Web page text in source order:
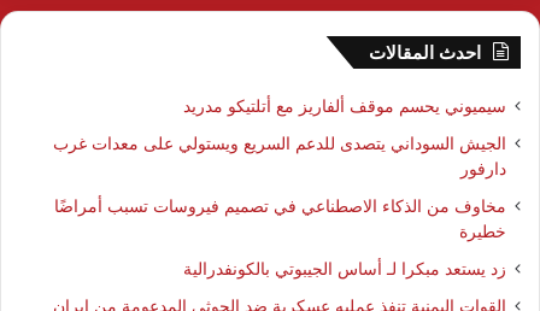
احدث المقالات
سيميوني يحسم موقف ألفاريز مع أتلتيكو مدريد
الجيش السوداني يتصدى للدعم السريع ويستولي على معدات غرب
دارفور
مخاوف من الذكاء الاصطناعي في تصميم فيروسات تسبب أمراضًا
خطيرة
زد يستعد مبكرا لـ أساس الجيبوتي بالكونفدرالية
القوات اليمنية تنفذ عمليه عسكرية ضد الحوثي المدعومة من إيران